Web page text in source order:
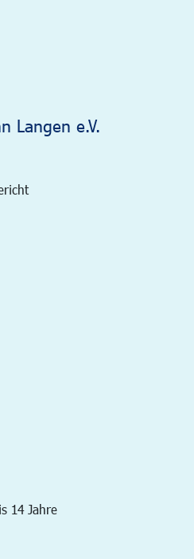
Langen e.V.
14 Jahre